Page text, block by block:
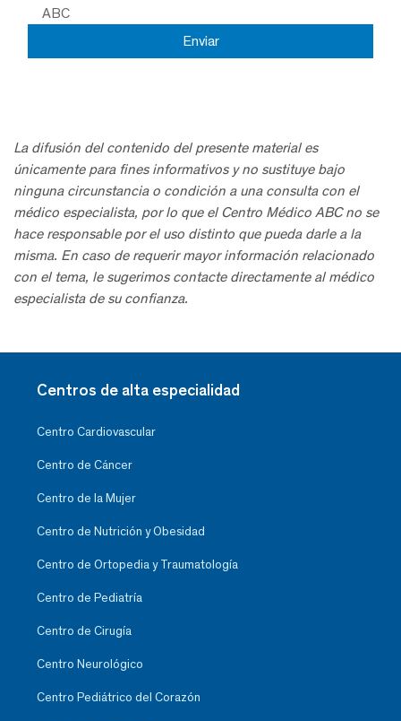
ABC
La difusión del contenido del presente material es
únicamente para fines informativos y no sustituye bajo
ninguna circunstancia o condición a una consulta con el
médico especialista, por lo que el Centro Médico ABC no se
hace responsable por el uso distinto que pueda darle a la
misma. En caso de requerir mayor información relacionado
con el tema, le sugerimos contacte directamente al médico
especialista de su confianza.
Centros de alta especialidad
Centro Cardiovascular
Centro de Cáncer
Centro de la Mujer
Centro de Nutrición y Obesidad
Centro de Ortopedia y Traumatología
Centro de Pediatría
Centro de Cirugía
Centro Neurológico
Centro Pediátrico del Corazón